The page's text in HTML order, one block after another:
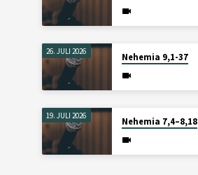
26. JULI 2026
Nehemia 9,1-37
19. JULI 2026
Nehemia 7,4–8,18